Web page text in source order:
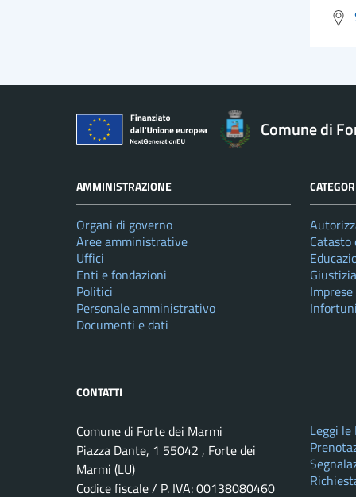
Comune di
AMMINISTRAZIONE
Organi di governo
Aree amministrative
Uffici
Enti e fondazioni
Politici
Personale amministrativo
Documenti e dati
CONTATTI
Comune di Forte dei Marmi
Piazza Dante, 1 55042 , Forte dei
Marmi (LU)
Codice fiscale / P. IVA: 00138080460
Leggi le